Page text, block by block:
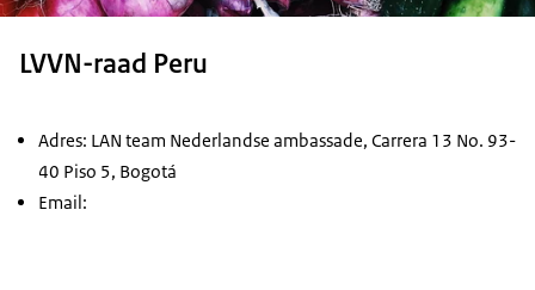
LVVN-raad Peru
Adres: LAN team Nederlandse ambassade, Carrera 13 No. 93-
40 Piso 5, Bogotá
Email: